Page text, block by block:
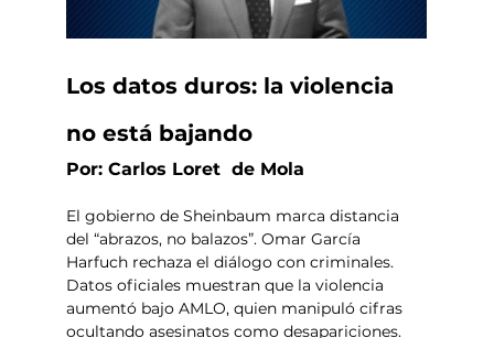
Los datos duros: la violencia
no está bajando
Por: Carlos Loret  de Mola
El gobierno de Sheinbaum marca distancia
del “abrazos, no balazos”. Omar García
Harfuch rechaza el diálogo con criminales.
Datos oficiales muestran que la violencia
aumentó bajo AMLO, quien manipuló cifras
ocultando asesinatos como desapariciones.